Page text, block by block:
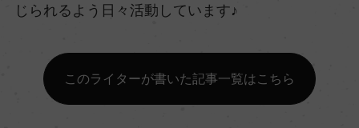
じられるよう日々活動しています♪
このライターが書いた記事一覧はこちら